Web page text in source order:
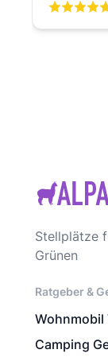
Stellplätze
Grünen
Ratgeber &
Wohnmobil
Camping